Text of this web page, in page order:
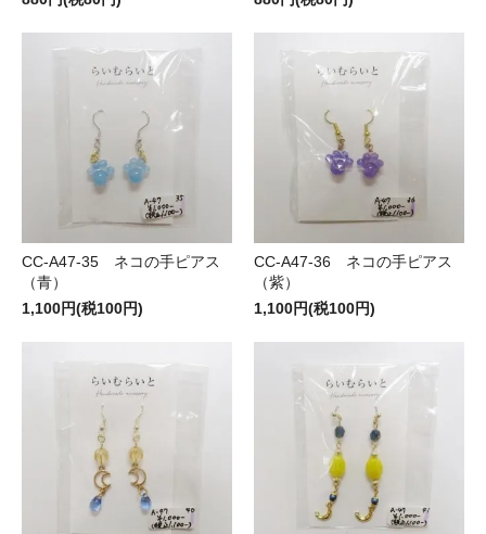
CC-A47-35 ネコの手ピアス
（青）
1,100円(税100円)
CC-A47-36 ネコの手ピアス
（紫）
1,100円(税100円)